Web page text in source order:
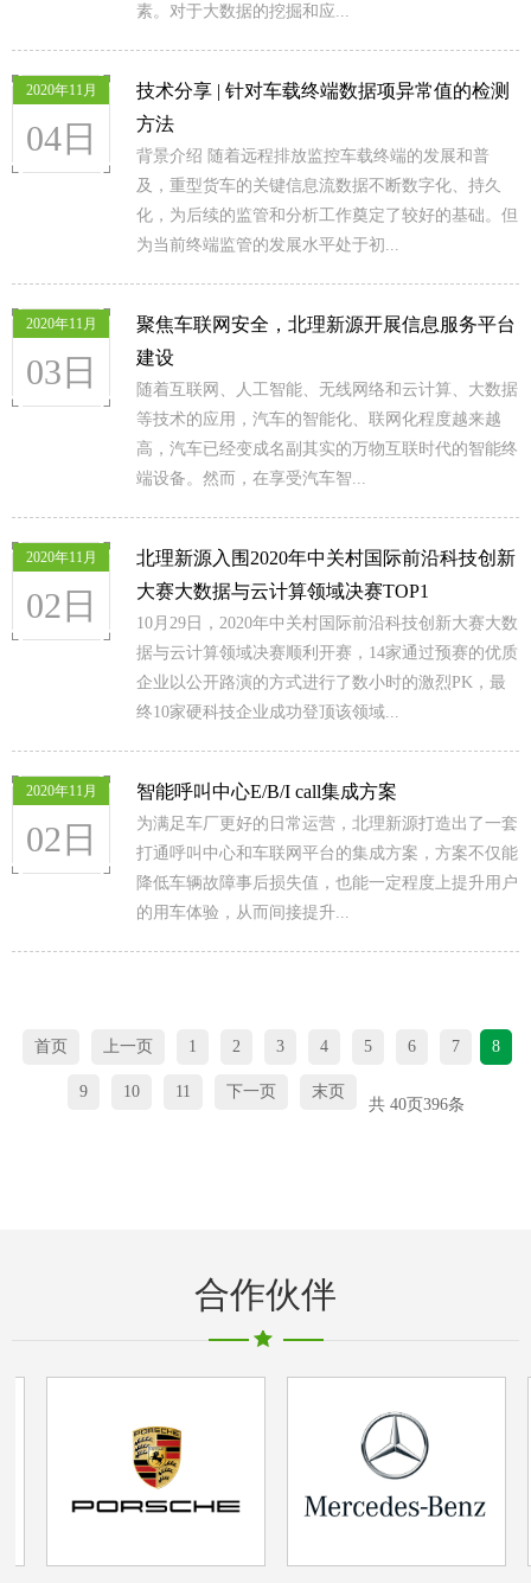
素。对于大数据的挖掘和应...
2020年11月
04日
技术分享 | 针对车载终端数据项异常值的检测
方法
背景介绍 随着远程排放监控车载终端的发展和普
及，重型货车的关键信息流数据不断数字化、持久
化，为后续的监管和分析工作奠定了较好的基础。但
为当前终端监管的发展水平处于初...
2020年11月
03日
聚焦车联网安全，北理新源开展信息服务平台
建设
随着互联网、人工智能、无线网络和云计算、大数据
等技术的应用，汽车的智能化、联网化程度越来越
高，汽车已经变成名副其实的万物互联时代的智能终
端设备。然而，在享受汽车智...
2020年11月
02日
北理新源入围2020年中关村国际前沿科技创新
大赛大数据与云计算领域决赛TOP1
10月29日，2020年中关村国际前沿科技创新大赛大数
据与云计算领域决赛顺利开赛，14家通过预赛的优质
企业以公开路演的方式进行了数小时的激烈PK，最
终10家硬科技企业成功登顶该领域...
2020年11月
02日
智能呼叫中心E/B/I call集成方案
为满足车厂更好的日常运营，北理新源打造出了一套
打通呼叫中心和车联网平台的集成方案，方案不仅能
降低车辆故障事后损失值，也能一定程度上提升用户
的用车体验，从而间接提升...
首页 上一页 1 2 3 4 5 6 7 8
9 10 11 下一页 末页
共 40页396条
合作伙伴